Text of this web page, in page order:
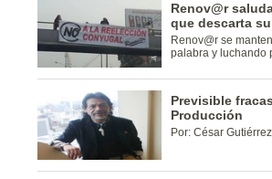
Renov@r
que descarta
Renov@r se
palabra y luchando
Previsible
Producción
Por: César